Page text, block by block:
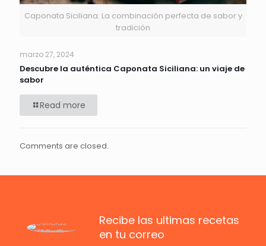
Caponata Siciliana: La combinación perfecta de sabor y
tradición
marzo 27, 2024
Descubre la auténtica Caponata Siciliana: un viaje de
sabor
Read more
Comments are closed.
Recibe las ultimas recetas
en tu correo